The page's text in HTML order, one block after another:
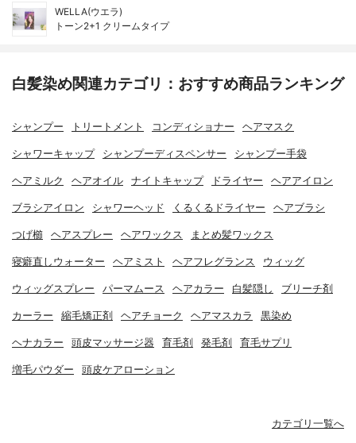
WELLA(ウエラ)
トーン2+1 クリームタイプ
白髪染め関連カテゴリ：おすすめ商品ランキング
シャンプー トリートメント コンディショナー ヘアマスク
シャワーキャップ シャンプーディスペンサー シャンプー手袋
ヘアミルク ヘアオイル ナイトキャップ ドライヤー ヘアアイロン
ブラシアイロン シャワーヘッド くるくるドライヤー ヘアブラシ
つげ櫛 ヘアスプレー ヘアワックス まとめ髪ワックス
寝癖直しウォーター ヘアミスト ヘアフレグランス ウィッグ
ウィッグスプレー パーマムース ヘアカラー 白髪隠し ブリーチ剤
カーラー 縮毛矯正剤 ヘアチョーク ヘアマスカラ 黒染め
ヘナカラー 頭皮マッサージ器 育毛剤 発毛剤 育毛サプリ
増毛パウダー 頭皮ケアローション
カテゴリ一覧へ